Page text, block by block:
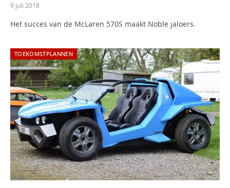
9 juli 2018
Het succes van de McLaren 570S maakt Noble jaloers.
TOEKOMSTPLANNEN